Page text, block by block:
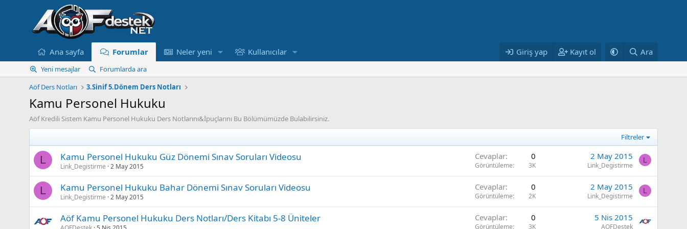
Ana sayfa Forumlar Neler yeni Kullanıcılar Giriş yap Kayıt ol Ara
Yeni mesajlar
Forumlarda ara
Aöf Ders Notları
3.Sinif 5.Dönem Ders Notları
Kamu Personel Hukuku
Aöf Kredili Sistem Kamu Personel Hukuku Ders Notlarını&İpuçlarını Bu Bölümümüzde Bulabilirsiniz.
Filtreler
L Kamu Personel Hukuku Güz Dönemi Sınav Soruları Videosu
Link_Degistirme 2 May 2015
Cevaplar 0
Görüntüleme 3K
2 May 2015
Link_Degistirme
L
L Kamu Personel Hukuku Bahar Dönemi Sınav Soruları Videosu
Link_Degistirme 2 May 2015
Cevaplar 0
Görüntüleme 2K
2 May 2015
Link_Degistirme
L
Aöf Kamu Personel Hukuku Ders Notları/Ders Kitabı 5-8 Üniteler Cevaplar 0
Görüntüleme 3K
5 Nis 2015
AOFDestek